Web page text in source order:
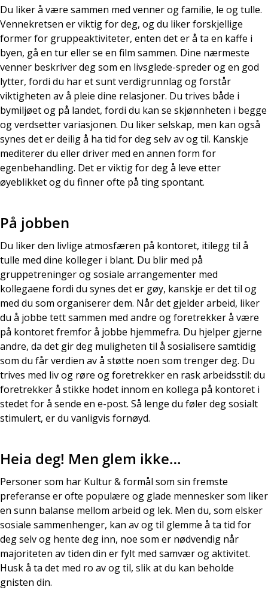
Du liker å være sammen med venner og familie, le og tulle.
Vennekretsen er viktig for deg, og du liker forskjellige
former for gruppeaktiviteter, enten det er å ta en kaffe i
byen, gå en tur eller se en film sammen. Dine nærmeste
venner beskriver deg som en livsglede-spreder og en god
lytter, fordi du har et sunt verdigrunnlag og forstår
viktigheten av å pleie dine relasjoner. Du trives både i
bymiljøet og på landet, fordi du kan se skjønnheten i begge
og verdsetter variasjonen. Du liker selskap, men kan også
synes det er deilig å ha tid for deg selv av og til. Kanskje
mediterer du eller driver med en annen form for
egenbehandling. Det er viktig for deg å leve etter
øyeblikket og du finner ofte på ting spontant.
På jobben
Du liker den livlige atmosfæren på kontoret, itilegg til å
tulle med dine kolleger i blant. Du blir med på
gruppetreninger og sosiale arrangementer med
kollegaene fordi du synes det er gøy, kanskje er det til og
med du som organiserer dem. Når det gjelder arbeid, liker
du å jobbe tett sammen med andre og foretrekker å være
på kontoret fremfor å jobbe hjemmefra. Du hjelper gjerne
andre, da det gir deg muligheten til å sosialisere samtidig
som du får verdien av å støtte noen som trenger deg. Du
trives med liv og røre og foretrekker en rask arbeidsstil: du
foretrekker å stikke hodet innom en kollega på kontoret i
stedet for å sende en e-post. Så lenge du føler deg sosialt
stimulert, er du vanligvis fornøyd.
Heia deg! Men glem ikke…
Personer som har Kultur & formål som sin fremste
preferanse er ofte populære og glade mennesker som liker
en sunn balanse mellom arbeid og lek. Men du, som elsker
sosiale sammenhenger, kan av og til glemme å ta tid for
deg selv og hente deg inn, noe som er nødvendig når
majoriteten av tiden din er fylt med samvær og aktivitet.
Husk å ta det med ro av og til, slik at du kan beholde
gnisten din.